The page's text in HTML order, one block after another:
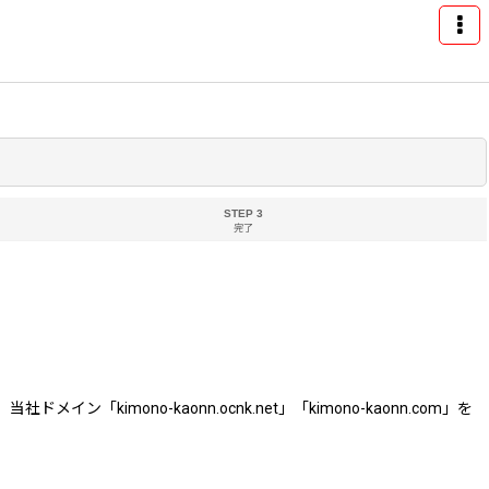
STEP 3
完了
当社ドメイン「kimono-kaonn.ocnk.net」「kimono-kaonn.com」を